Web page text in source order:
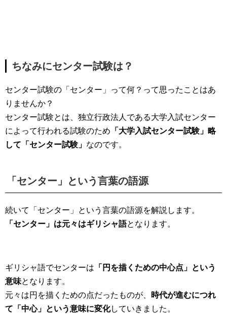
ちなみにセンター試験は？
センター試験の「センター」って何？って思ったことはあ
りませんか？
センター試験とは、独立行政法人である大学入試センター
によって行われる試験のため 「大学入試センター試験」略
して「センター試験」 なのです。
「センター」という言葉の語源
続いて「センター」という言葉の語源を解説します。
「センター」は元々はギリシャ語となります。
ギリシャ語でセンターは 「円を描くための中心点」という
意味となります。
元々は円を描くための点だったものが、 時代が進むにつれ
て「中心」という意味に変化していきました。